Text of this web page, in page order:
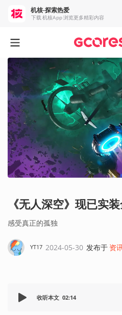
《无人深空》现已实
感受真正的孤独
YT17 2024-05-30 发布于 资
收听本文 02:14
机核-探索热爱
下载 机核App 浏览更多精彩内容